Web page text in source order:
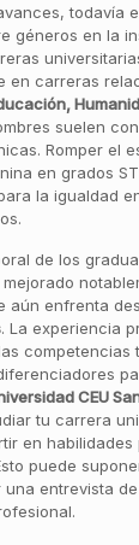
todavía
géneros en la
en carreras
suelen
Romper el
en grados
la igualdad
de los
aún enfrenta
. La experiencia
competencias
CEU
tu carrera
en habilidades
puede
entrevista